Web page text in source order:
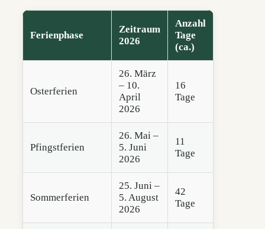
Ferienphase
Zeitraum
2026
Anzahl
Tage
(ca.)
Osterferien
26. März
– 10.
April
2026
16
Tage
Pfingstferien
26. Mai –
5. Juni
2026
11
Tage
Sommerferien
25. Juni –
5. August
2026
42
Tage